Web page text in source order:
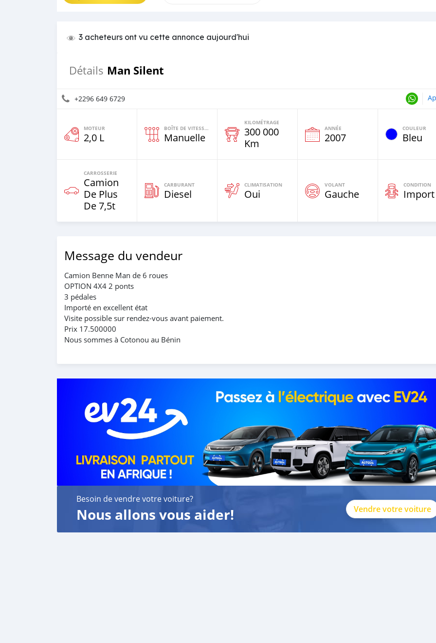
3 acheteurs ont vu cette annonce aujourd'hui
Détails Man Silent
+2296 649 6729
MOTEUR
2,0 L
BOÎTE DE VITESSES
Manuelle
KILOMÉTRAGE
300 000
Km
ANNÉE
2007
COULEUR
Bleu
CARROSSERIE
Camion
De Plus
De 7,5t
CARBURANT
Diesel
CLIMATISATION
Oui
VOLANT
Gauche
CONDITION
Import
Message du vendeur
Camion Benne Man de 6 roues
OPTION 4X4 2 ponts
3 pédales
Importé en excellent état
Visite possible sur rendez-vous avant paiement.
Prix 17.500000
Nous sommes à Cotonou au Bénin
Besoin de vendre votre voiture?
Nous allons vous aider! Vendre votre voiture